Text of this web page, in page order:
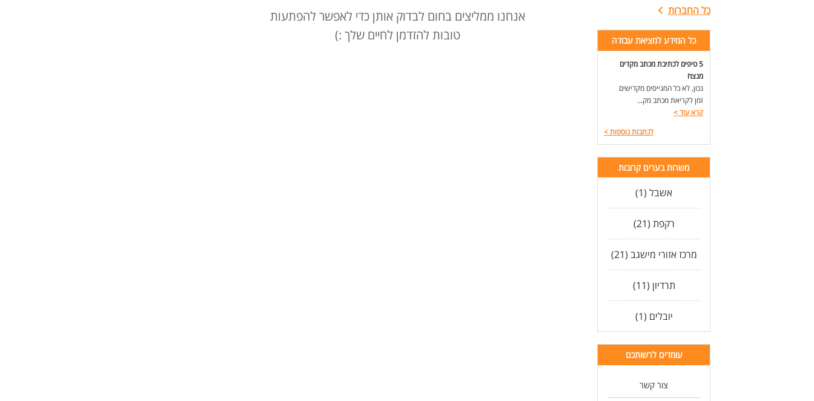
כל החברות
כל המידע למציאת עבודה
5 טיפים לכתיבת מכתב מקדים
מנצח
נכון, לא כל המגייסים מקדישים
זמן לקריאת מכתב מק...
קרא עוד>
לכתבות נוספות>
משרות בערים קרובות
אשבל (1)
רקפת (21)
מרכז אזורי מישגב (21)
תרדיון (11)
יובלים (1)
עומדים לרשותכם
צור קשר
אנחנו ממליצים בחום לבדוק אותן כדי לאפשר להפתעות
טובות להזדמן לחיים שלך :)